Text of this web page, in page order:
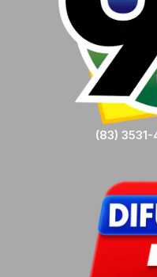
(83)